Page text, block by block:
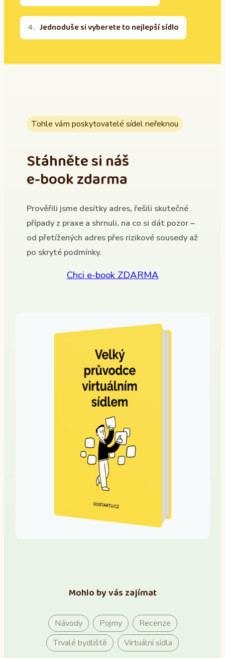
Jednoduše si vyberete to nejlepší sídlo
Tohle vám poskytovatelé sídel neřeknou
Stáhněte si náš
e-book zdarma
Prověřili jsme desítky adres, řešili skutečné
případy z praxe a shrnuli, na co si dát pozor –
od přetížených adres přes rizikové sousedy až
po skryté podmínky.
Chci e-book ZDARMA
Mohlo by vás zajímat
Návody Pojmy
Recenze
Trvalé bydliště
Virtuální sídla